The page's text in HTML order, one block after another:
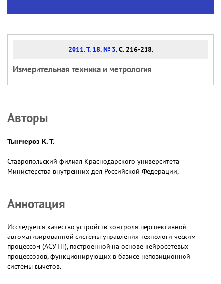
2011. Т. 18. № 3. С. 216-218.
Измерительная техника и метрология
Авторы
Тынчеров К. Т.
Ставропольский филиал Краснодарского университета
Министерства внутренних дел Российской Федерации,
Аннотация
Исследуется качество устройств контроля перспективной
автоматизированной системы управления технологи ческим
процессом (АСУТП), построенной на основе нейросетевых
процессоров, функционирующих в базисе непозиционной
системы вычетов.